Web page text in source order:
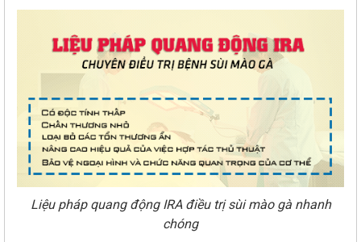
Liệu pháp quang động IRA điều trị sùi mào gà nhanh
chóng